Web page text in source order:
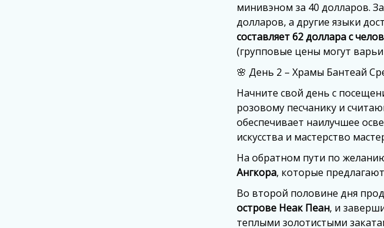
минивэном за 40 долларов.
долларов, а другие языки
составляет 62 доллара с
(групповые цены могут
🌸 День 2 – Храмы Бантеай
Начните свой день с
розовому песчанику и
обеспечивает наилучшее
искусства и мастерство
На обратном пути по
Ангкора, которые
Во второй половине дня
острове Неак Пеан, и
теплыми золотистыми